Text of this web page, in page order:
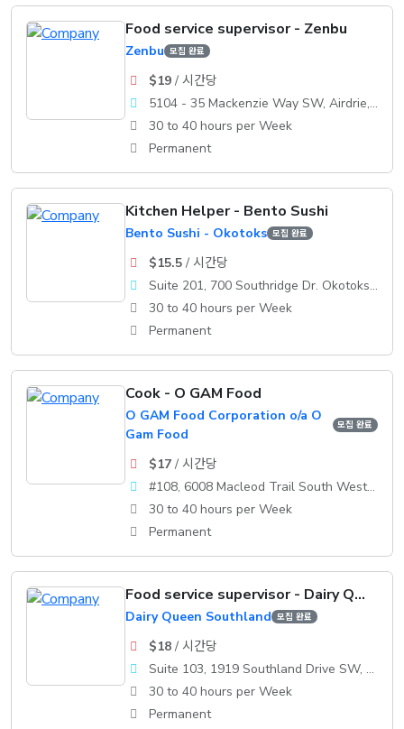
Food service supervisor - Zenbu
Zenbu 모집 완료
$19/ 시간당
5104 - 35 Mackenzie Way SW, Airdrie, AB, T4B 0V7
30 to 40 hours per Week
Permanent
Kitchen Helper - Bento Sushi
Bento Sushi - Okotoks 모집 완료
$15.5/ 시간당
Suite 201, 700 Southridge Dr. Okotoks, AB, T1S 2E1
30 to 40 hours per Week
Permanent
Cook - O GAM Food
O GAM Food Corporation o/a O
Gam Food
모집 완료
$17/ 시간당
#108, 6008 Macleod Trail South WestCalgary, AB, T2H 0K1
30 to 40 hours per Week
Permanent
Food service supervisor - Dairy Queen
Dairy Queen Southland 모집 완료
$18/ 시간당
Suite 103, 1919 Southland Drive SW, Calgary, AB, T2W 0K1
30 to 40 hours per Week
Permanent